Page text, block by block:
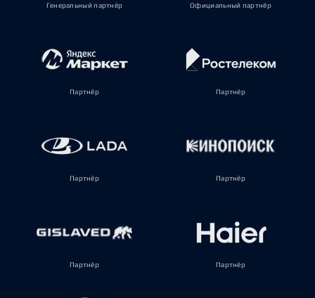
Генеральный партнёр Официальный партнёр
Партнёр Партнёр
Партнёр Партнёр
Партнёр Партнёр